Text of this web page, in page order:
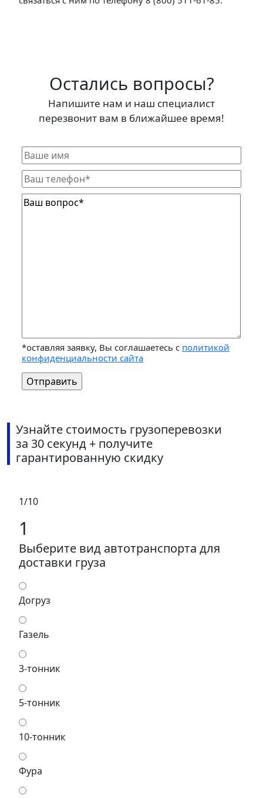
Остались вопросы?
Напишите нам и наш специалист
перезвонит вам в ближайшее время!
*оставляя заявку, Вы соглашаетесь с политикой
конфиденциальности сайта
Узнайте стоимость грузоперевозки
за 30 секунд + получите
гарантированную скидку
1/10
1
Выберите вид автотранспорта для
доставки груза
Догруз
Газель
3-тонник
5-тонник
10-тонник
Фура